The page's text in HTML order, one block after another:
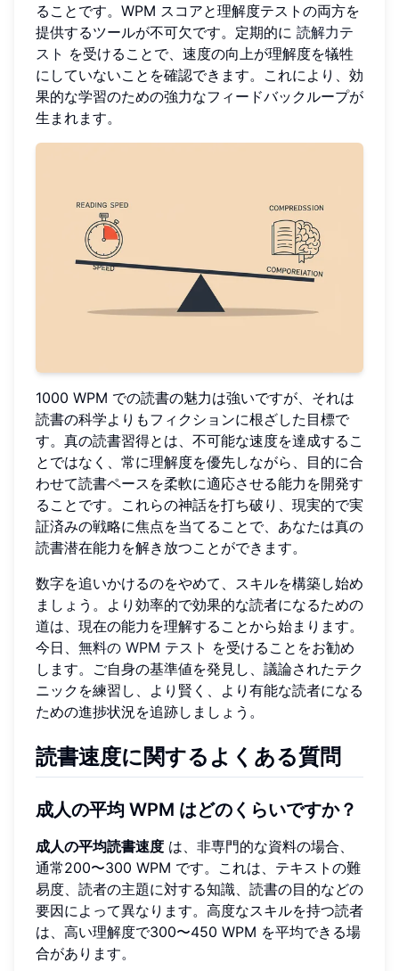
ることです。WPM スコアと理解度テストの両方を
提供するツールが不可欠です。定期的に 読解力テ
スト を受けることで、速度の向上が理解度を犠牲
にしていないことを確認できます。これにより、効
果的な学習のための強力なフィードバックループが
生まれます。
1000 WPM での読書の魅力は強いですが、それは
読書の科学よりもフィクションに根ざした目標で
す。真の読書習得とは、不可能な速度を達成するこ
とではなく、常に理解度を優先しながら、目的に合
わせて読書ペースを柔軟に適応させる能力を開発す
ることです。これらの神話を打ち破り、現実的で実
証済みの戦略に焦点を当てることで、あなたは真の
読書潜在能力を解き放つことができます。
数字を追いかけるのをやめて、スキルを構築し始め
ましょう。より効率的で効果的な読者になるための
道は、現在の能力を理解することから始まります。
今日、 無料の WPM テスト を受けることをお勧め
します。ご自身の基準値を発見し、議論されたテク
ニックを練習し、より賢く、より有能な読者になる
ための進捗状況を追跡しましょう。
読書速度に関するよくある質問
成人の平均 WPM はどのくらいですか？
成人の平均読書速度 は、非専門的な資料の場合、
通常200〜300 WPM です。これは、テキストの難
易度、読者の主題に対する知識、読書の目的などの
要因によって異なります。高度なスキルを持つ読者
は、高い理解度で300〜450 WPM を平均できる場
合があります。